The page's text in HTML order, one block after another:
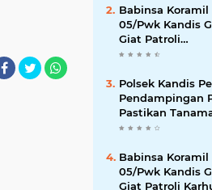
Babinsa Koramil
05/Pwk Kandis
Giat Patroli
Pengamanan Line
Kandis Kandis
Polsek Kandis
Pendampingan
Pastikan
Jagung Tumbuh
Swasembada
Nasional
Babinsa Koramil
05/Pwk Kandis
Giat Patroli